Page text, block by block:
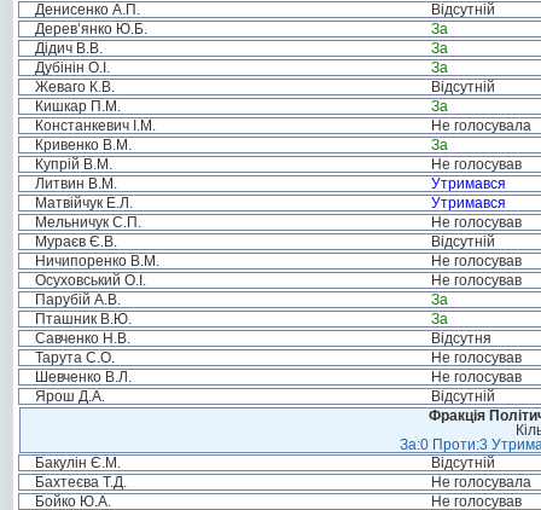
Денисенко А.П.
Відсутній
Дерев’янко Ю.Б.
За
Дідич В.В.
За
Дубінін О.І.
За
Жеваго К.В.
Відсутній
Кишкар П.М.
За
Констанкевич І.М.
Не голосувала
Кривенко В.М.
За
Купрій В.М.
Не голосував
Литвин В.М.
Утримався
Матвійчук Е.Л.
Утримався
Мельничук С.П.
Не голосував
Мураєв Є.В.
Відсутній
Ничипоренко В.М.
Не голосував
Осуховський О.І.
Не голосував
Парубій А.В.
За
Пташник В.Ю.
За
Савченко Н.В.
Відсутня
Тарута С.О.
Не голосував
Шевченко В.Л.
Не голосував
Ярош Д.А.
Відсутній
Фракція
За:0 Проти:3
Бакулін Є.М.
Відсутній
Бахтеєва Т.Д.
Не голосувала
Бойко Ю.А.
Не голосував